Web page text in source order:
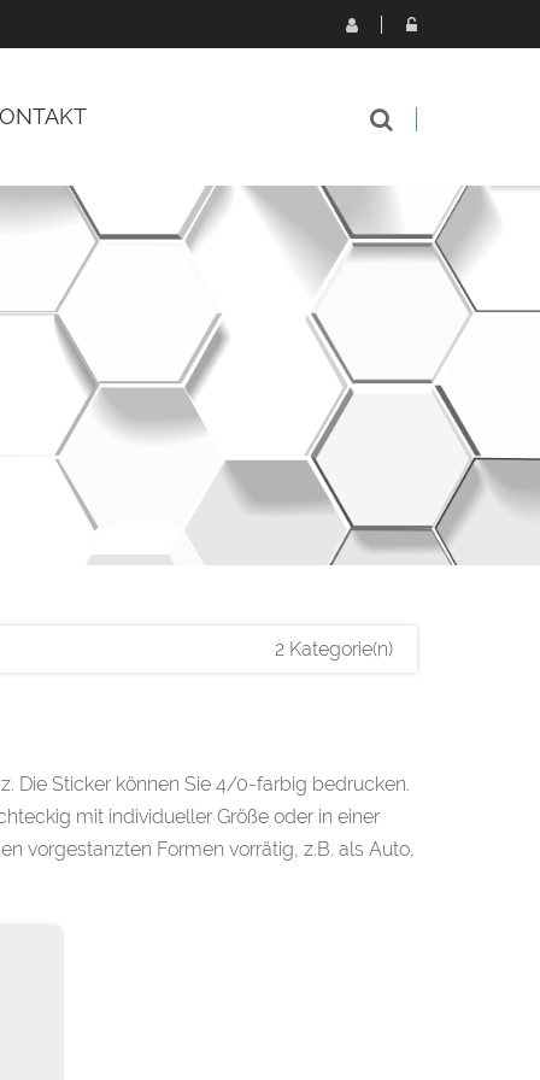
2 Kategorie(n)
Die Sticker können Sie 4/0-farbig bedrucken.
mit individueller Größe oder in einer
vorgestanzten Formen vorrätig, z.B. als Auto,